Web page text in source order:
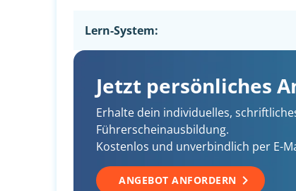
Lern-System:
Jetzt persönliches
Erhalte dein individuelles,
Führerscheinausbildung.
Kostenlos und unverbindlich per E-
ANGEBOT ANFORDERN